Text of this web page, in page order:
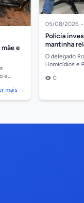
e
e
mais →
05/08/2026 •
Polícia
mantinha
atirador
O delegado
Homicídios e
Milit...
0